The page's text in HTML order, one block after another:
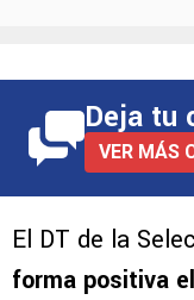
Deja tu
VER MÁS
El DT de la
forma positiva